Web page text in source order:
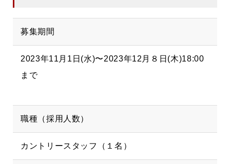
募集期間
2023年11月1日(水)〜2023年12月８日(木)18:00
まで
職種（採用人数）
カントリースタッフ（１名）